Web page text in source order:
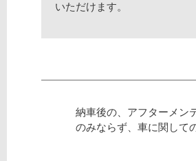
いただけます。
納車後の、アフターメン
のみならず、車に関して